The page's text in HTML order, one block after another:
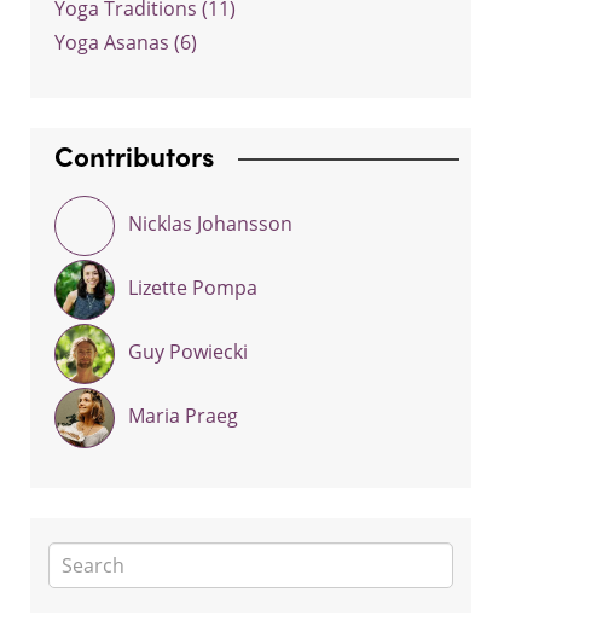
Yoga Traditions (11)
Yoga Asanas (6)
Contributors
Nicklas Johansson
Lizette Pompa
Guy Powiecki
Maria Praeg